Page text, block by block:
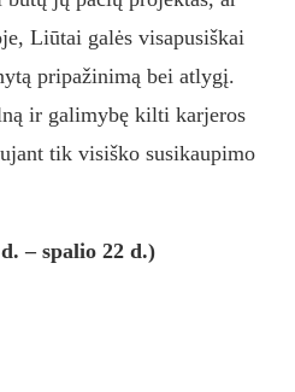
Liūtai galės visapusiškai
pripažinimą bei atlygį.
ir galimybę kilti karjeros
tik visiško susikaupimo
– spalio 22 d.)